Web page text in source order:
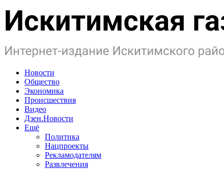
Новости
Общество
Экономика
Происшествия
Видео
Дзен.Новости
Ещё
Политика
Нацпроекты
Рекламодателям
Развлечения